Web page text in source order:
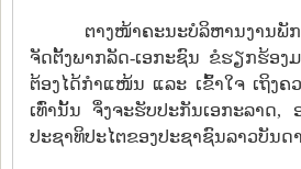
ຕາງໜ້າຄະນະບໍລິຫານງານ
ຈັດຕັ້ງພາກລັດ-ເອກະຊົນ ຂໍຮຽກຮ້ອງ
ຕ້ອງໄດ້ກຳແໜ້ນ ແລະ ເຂົ້າໃຈ ເຖິງ
ເທົ່ານັ້ນ ຈຶ່ງຈະຮັບປະກັນເອກະລາ
ປະຊາທິປະໄຕຂອງປະຊາຊົນລາວບັນດ